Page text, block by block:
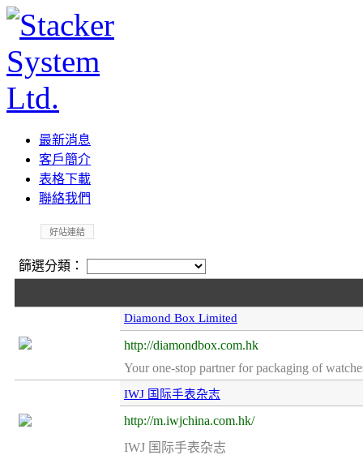
最新消息
客戶簡介
表格下載
聯絡我們
好站連結
篩選分類：
Diamond Box Limited
http://diamondbox.com.hk
Your one-stop partner for packaging of
IWJ 国际手表杂志
http://m.iwjchina.com.hk/
IWJ 国际手表杂志